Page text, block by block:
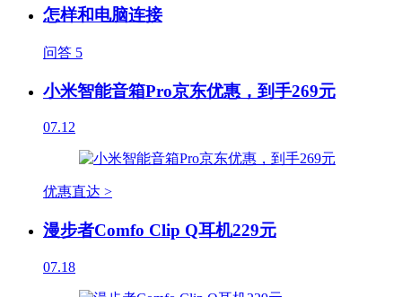
怎样和电脑连接
问答 5
小米智能音箱Pro京东优惠，到手269元
07.12
优惠直达 >
漫步者Comfo Clip Q耳机229元
07.18